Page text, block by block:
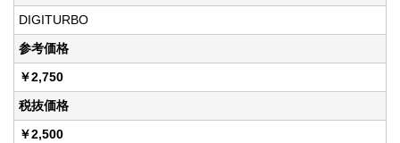
DIGITURBO
参考価格
￥2,750
税抜価格
￥2,500